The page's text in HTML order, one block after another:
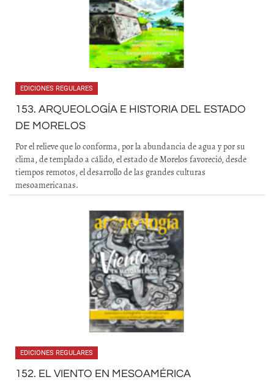
EDICIONES REGULARES
153. ARQUEOLOGÍA E HISTORIA DEL ESTADO
DE MORELOS
Por el relieve que lo conforma, por la abundancia de agua y por su
clima, de templado a cálido, el estado de Morelos favoreció, desde
tiempos remotos, el desarrollo de las grandes culturas
mesoamericanas.
EDICIONES REGULARES
152. EL VIENTO EN MESOAMÉRICA